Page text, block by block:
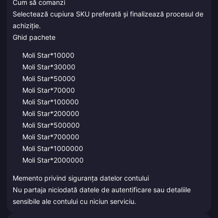
Cum să comanzi
Selectează cupiura SKU preferată și finalizează procesul de
achiziție.
Ghid pachete
Moli Star*10000
Moli Star*30000
Moli Star*50000
Moli Star*70000
Moli Star*100000
Moli Star*200000
Moli Star*500000
Moli Star*700000
Moli Star*1000000
Moli Star*2000000
Memento privind siguranța datelor contului
Nu partaja niciodată datele de autentificare sau detaliile
sensibile ale contului cu niciun serviciu.